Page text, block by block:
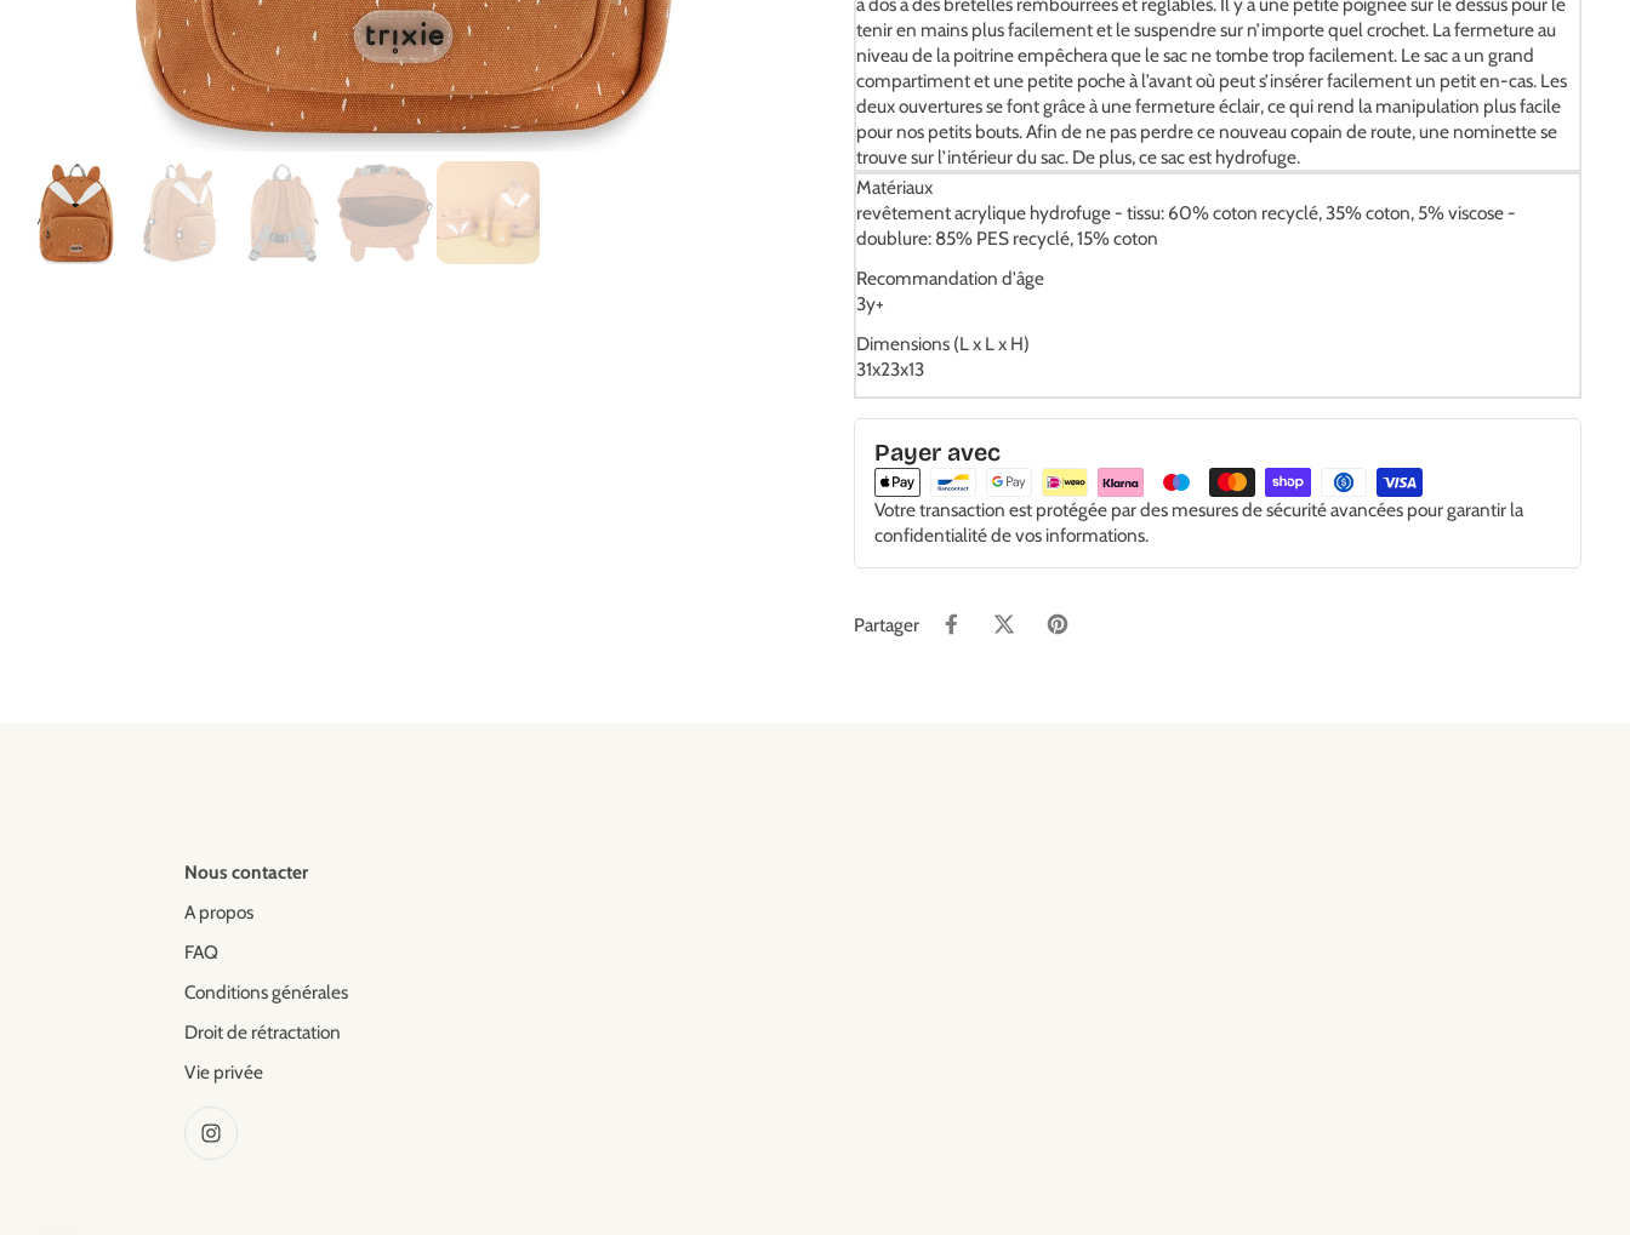
à dos a des bretelles rembourrées et réglables. Il y a une petite poignée sur le dessus pour le
tenir en mains plus facilement et le suspendre sur n’importe quel crochet. La fermeture au
niveau de la poitrine empêchera que le sac ne tombe trop facilement. Le sac a un grand
compartiment et une petite poche à l’avant où peut s’insérer facilement un petit en-cas. Les
deux ouvertures se font grâce à une fermeture éclair, ce qui rend la manipulation plus facile
pour nos petits bouts. Afin de ne pas perdre ce nouveau copain de route, une nominette se
trouve sur l’intérieur du sac. De plus, ce sac est hydrofuge.
Matériaux
revêtement acrylique hydrofuge - tissu: 60% coton recyclé, 35% coton, 5% viscose -
doublure: 85% PES recyclé, 15% coton
Recommandation d'âge
3y+
Dimensions (L x L x H)
31x23x13
Payer avec
Votre transaction est protégée par des mesures de sécurité avancées pour garantir la
confidentialité de vos informations.
Partager
Nous contacter
A propos
FAQ
Conditions générales
Droit de rétractation
Vie privée